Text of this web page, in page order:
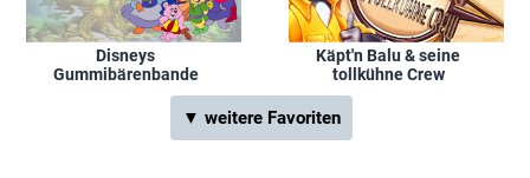
Disneys
Gummibärenbande
Käpt'n Balu & seine
tollkühne Crew
▼ weitere Favoriten